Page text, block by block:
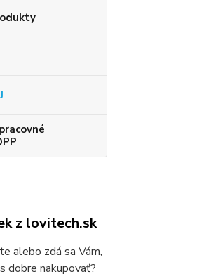
z lovitech.sk
alebo zdá sa Vám,
dobre nakupovať?